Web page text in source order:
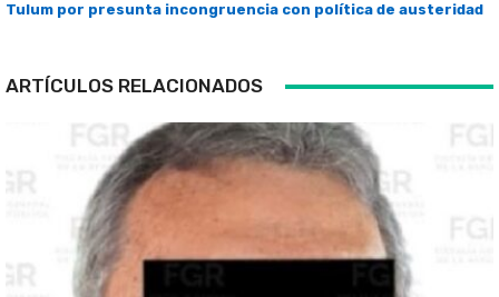
Tulum por presunta incongruencia con política de austeridad
ARTÍCULOS RELACIONADOS